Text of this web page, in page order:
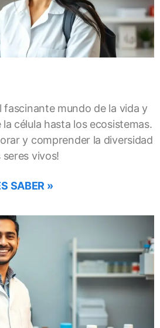
fascinante mundo de la vida y
célula hasta los ecosistemas.
y comprender la diversidad
vivos!
SABER »